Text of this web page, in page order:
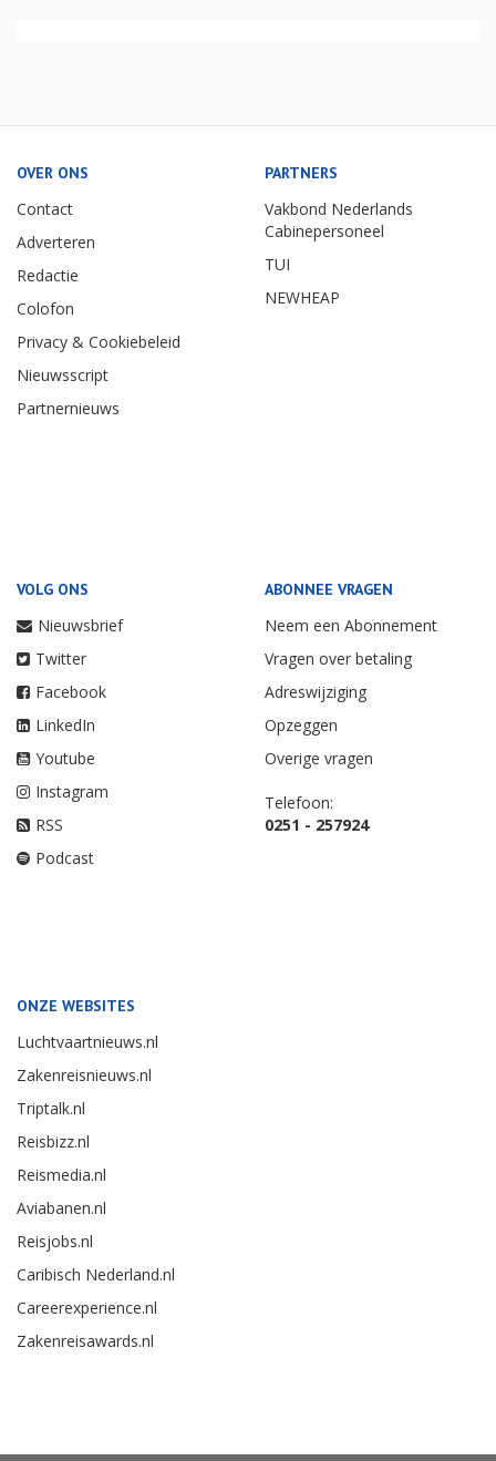
OVER ONS
Contact
Adverteren
Redactie
Colofon
Privacy & Cookiebeleid
Nieuwsscript
Partnernieuws
PARTNERS
Vakbond Nederlands
Cabinepersoneel
TUI
NEWHEAP
VOLG ONS
Nieuwsbrief
Twitter
Facebook
LinkedIn
Youtube
Instagram
RSS
Podcast
ABONNEE VRAGEN
Neem een Abonnement
Vragen over betaling
Adreswijziging
Opzeggen
Overige vragen
Telefoon:
0251 - 257924
ONZE WEBSITES
Luchtvaartnieuws.nl
Zakenreisnieuws.nl
Triptalk.nl
Reisbizz.nl
Reismedia.nl
Aviabanen.nl
Reisjobs.nl
Caribisch Nederland.nl
Careerexperience.nl
Zakenreisawards.nl